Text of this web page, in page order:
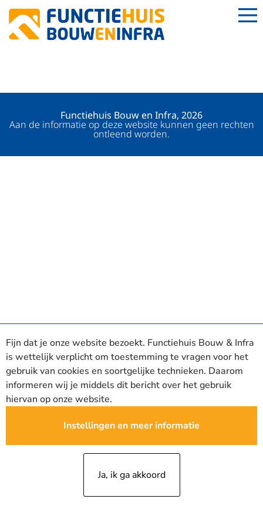
Fijn dat je onze website bezoekt. Functiehuis Bouw & Infra
is wettelijk verplicht om toestemming te vragen voor het
gebruik van cookies en soortgelijke technieken. Daarom
informeren wij je middels dit bericht over het gebruik
hiervan op onze website.
Instellingen en meer informatie
Ja, ik ga akkoord
Functiehuis Bouw en Infra, 2026
Aan de informatie op deze website kunnen geen rechten
ontleend worden.